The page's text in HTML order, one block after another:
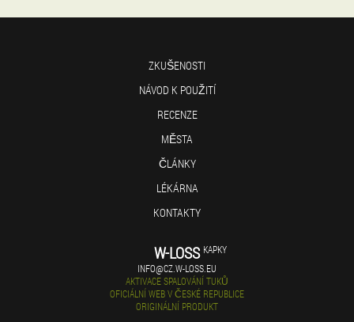
ZKUŠENOSTI
NÁVOD K POUŽITÍ
RECENZE
MĚSTA
ČLÁNKY
LÉKÁRNA
KONTAKTY
W-LOSS KAPKY
INFO@CZ.W-LOSS.EU
AKTIVACE SPALOVÁNÍ TUKŮ
OFICIÁLNÍ WEB V ČESKÉ REPUBLICE
ORIGINÁLNÍ PRODUKT